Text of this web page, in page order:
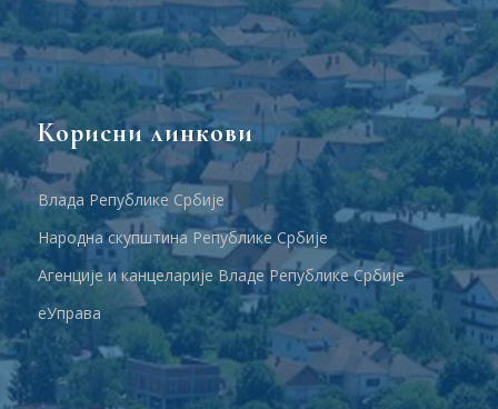
Корисни линкови
Влада Републике Србије
Народна скупштина Републике Србије
Агенције и канцеларије Владе Републике Србије
еУправа